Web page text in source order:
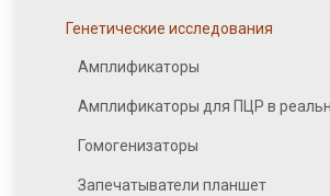
Генетические исследования
Амплификаторы
Амплификаторы для ПЦР в
Гомогенизаторы
Запечатыватели планшет